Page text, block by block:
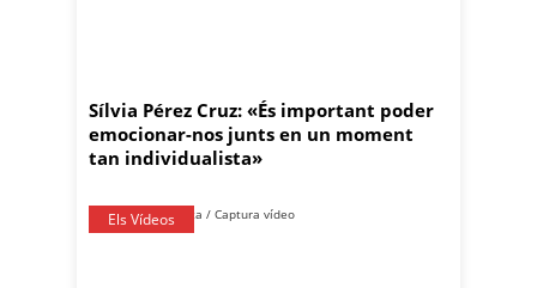
Sílvia Pérez Cruz: «És important poder
emocionar-nos junts en un moment
tan individualista»
Els Vídeos